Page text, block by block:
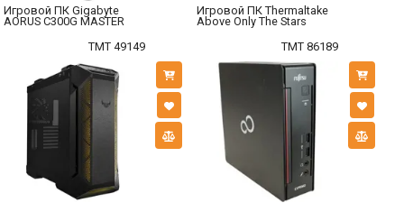
Игровой ПК Gigabyte
AORUS C300G MASTER
TMT 49149
Игровой ПК Thermaltake
Above Only The Stars
TMT 86189